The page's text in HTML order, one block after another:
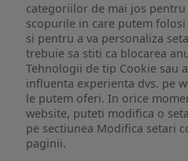
categoriilor de mai jos
scopurile in care putem
si pentru a va personaliza
trebuie sa stiti ca blocarea
Tehnologii de tip Cookie sau
influenta experienta dvs. pe
le putem oferi. In orice
website, puteti modifica o
pe sectiunea Modifica setari
paginii.